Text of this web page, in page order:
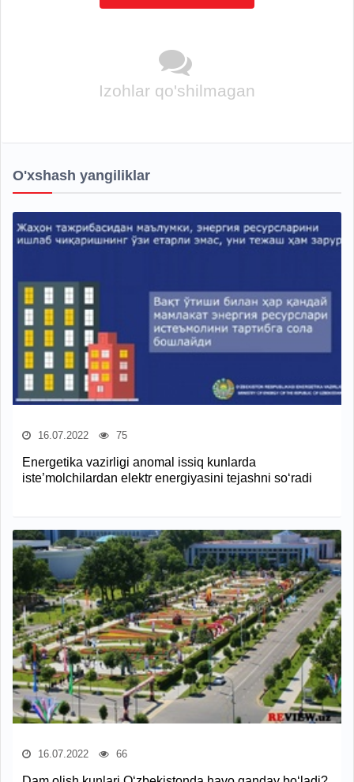
Izohlar qo'shilmagan
O'xshash yangiliklar
16.07.2022 75
Energetika vazirligi anomal issiq kunlarda
iste’molchilardan elektr energiyasini tejashni so‘radi
16.07.2022 66